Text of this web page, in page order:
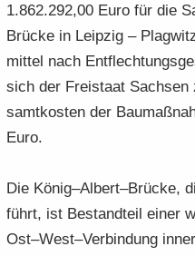
e
n
­
N
a
v
g
­
o
n
t
i
­
e
n
­
N
a
g
­
t
i
n
1.862.292,00 Euro für die
Brücke in Leip­zig –
mit­tel nach
sich der Frei­staat Sach­sen
samtkosten der
Euro.
Die König–Al­bert–Brü­cke,
führt, ist Be­stand­teil einer
Ost–West–Ver­bin­dung
m
a
­
­
n